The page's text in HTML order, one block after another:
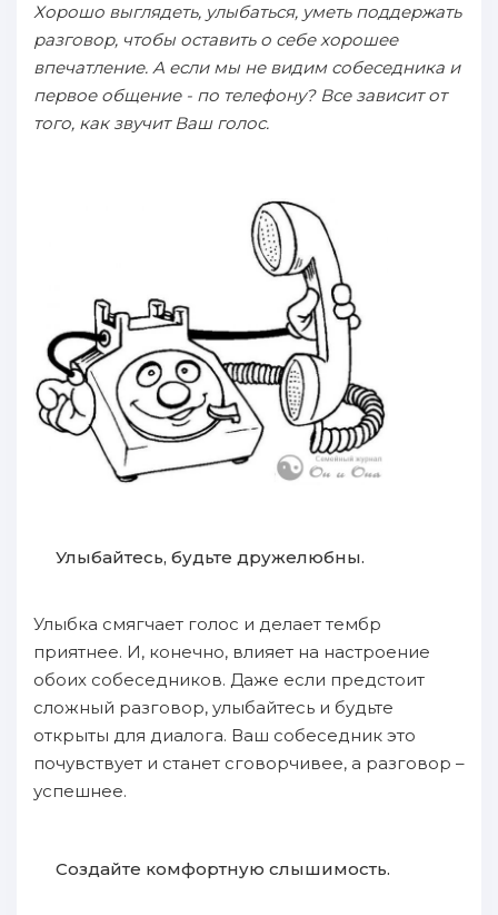
Хорошо выглядеть, улыбаться, уметь поддержать
разговор, чтобы оставить о себе хорошее
впечатление. А если мы не видим собеседника и
первое общение - по телефону? Все зависит от
того, как звучит Ваш голос.
Улыбайтесь, будьте дружелюбны.
Улыбка смягчает голос и делает тембр
приятнее. И, конечно, влияет на настроение
обоих собеседников. Даже если предстоит
сложный разговор, улыбайтесь и будьте
открыты для диалога. Ваш собеседник это
почувствует и станет сговорчивее, а разговор –
успешнее.
Создайте комфортную слышимость.